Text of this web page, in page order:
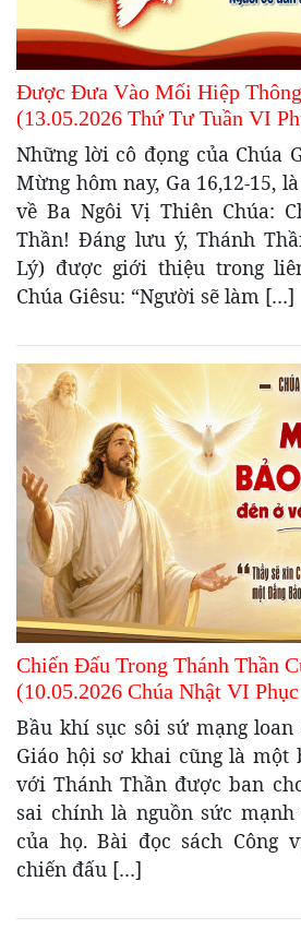
Được Đưa Vào Mối Hiệp
(13.05.2026 Thứ Tư Tuần VI
Những lời cô đọng của Chúa
Mừng hôm nay, Ga 16,12-15,
về Ba Ngôi Vị Thiên Chúa:
Thần! Đáng lưu ý, Thánh
Lý) được giới thiệu trong
Chúa Giêsu: “Người sẽ làm […]
Chiến Đấu Trong Thánh Thần
(10.05.2026 Chúa Nhật VI
Bầu khí sục sôi sứ mạng
Giáo hội sơ khai cũng là một
với Thánh Thần được ban
sai chính là nguồn sức
của họ. Bài đọc sách Công
chiến đấu […]